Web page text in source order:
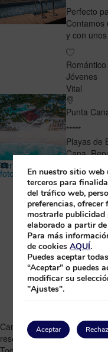
Perfecto
Contamos
y con
Romántico
Jóvenes
Vital
Ver
fotos
Punta
*****
Playas de
Cana,
Grand
Descubre
resort,
Todo
Familias
Cancelación gratuita Puedes
reservas con Pago en el
En nuestro sitio
terceros para
del tráfico web,
preferencias, ofrecer
mostrarle publicidad
elaborado a partir
Para más
de cookiesAQUÍ.
Puedes aceptar
“Aceptar” o puedes
modificar su
"Ajustes".
Aceptar